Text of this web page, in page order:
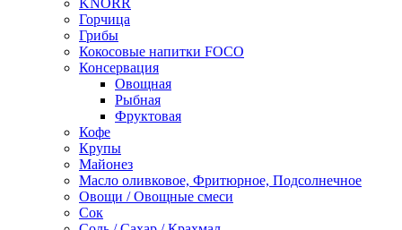
KNORR
Горчица
Грибы
Кокосовые напитки FOCO
Консервация
Овощная
Рыбная
Фруктовая
Кофе
Крупы
Майонез
Масло оливковое, Фритюрное, Подсолнечное
Овощи / Овощные смеси
Сок